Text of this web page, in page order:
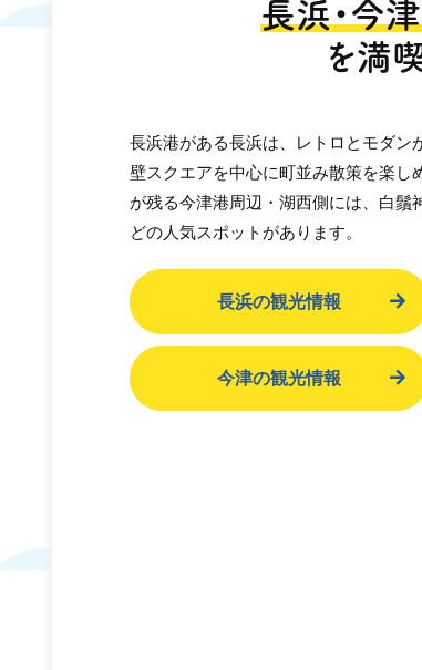
長浜・今
を満
長浜港がある長浜は、レトロとモダン
壁スクエアを中心に町並み散策を楽し
が残る今津港周辺・湖西側には、白鬚
どの人気スポットがあります。
長浜の観光情報
今津の観光情報